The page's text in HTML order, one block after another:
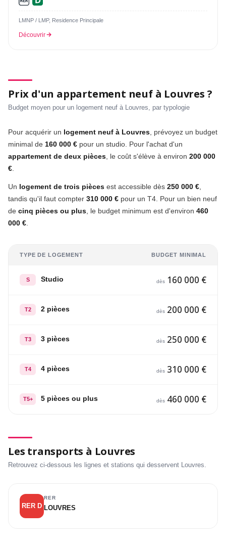
LMNP / LMP, Residence Principale
Découvrir
Prix d'un appartement neuf à Louvres ?
Budget moyen pour un logement neuf à Louvres, par typologie
Pour acquérir un logement neuf à Louvres , prévoyez un budget
minimal de 160 000 € pour un studio. Pour l'achat d'un
appartement de deux pièces , le coût s'élève à environ 200 000
€
Un logement de trois pièces est accessible dès 250 000 €
tandis qu'il faut compter 310 000 € pour un T4. Pour un bien neuf
de cinq pièces ou plus , le budget minimum est d'environ 460
000 €
TYPE DE LOGEMENT BUDGET MINIMAL
S Studio dès 160 000 €
T2 2 pièces dès 200 000 €
T3 3 pièces dès 250 000 €
T4 4 pièces dès 310 000 €
T5+ 5 pièces ou plus dès 460 000 €
Les transports à Louvres
Retrouvez ci-dessous les lignes et stations qui desservent Louvres.
RER D
RER
LOUVRES